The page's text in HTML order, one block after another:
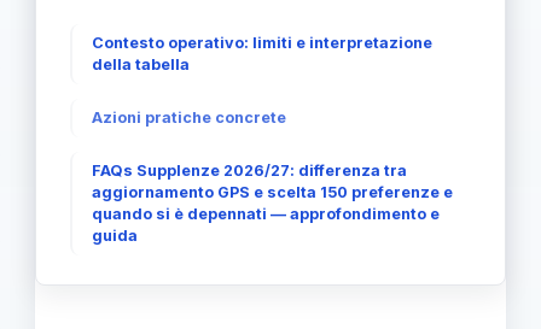
Contesto operativo: limiti e interpretazione
della tabella
Azioni pratiche concrete
FAQs Supplenze 2026/27: differenza tra
aggiornamento GPS e scelta 150 preferenze e
quando si è depennati — approfondimento e
guida